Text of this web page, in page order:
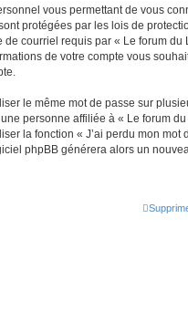
vous permettant de vous
protégées par les lois de
courriel requis par « Le forum
de votre compte vous
le même mot de passe sur
personne affiliée à « Le forum
la fonction « J’ai perdu mon
phpBB générera alors un